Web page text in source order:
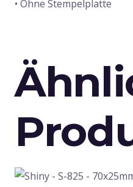
• Ohne Stempelplatte